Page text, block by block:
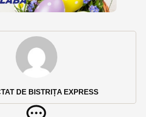
DE BISTRIȚA EXPRESS